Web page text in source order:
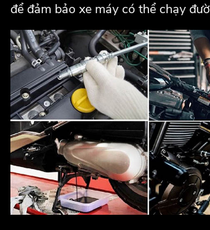
để đảm bảo xe máy có thể chạy